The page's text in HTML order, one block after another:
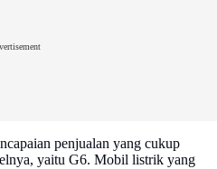
penjualan yang cukup
yaitu G6. Mobil listrik yang